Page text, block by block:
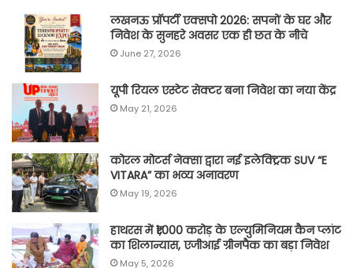
लखनऊ प्रॉपर्टी एक्सपो 2026: सपनों के घर और
निवेश के सुनहरे अवसर एक ही छत के नीचे
June 27, 2026
यूपी रियल एस्टेट सेक्टर बना निवेश का नया केंद्र
May 21, 2026
कोरल मोटर्स नेक्सा द्वारा नई इलेक्ट्रिक SUV “E
VITARA” का भव्य अनावरण
May 19, 2026
हाथरस में ₹1,000 करोड़ के एल्युमिनियम कैन प्लांट
का शिलान्यास, एजीआई ग्रीनपैक का बड़ा निवेश
May 5, 2026